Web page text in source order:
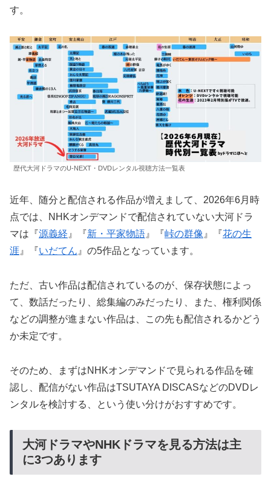
す。
歴代大河ドラマのU-NEXT・DVDレンタル視聴方法一覧表
近年、随分と配信される作品が増えまして、2026年6月時
点では、NHKオンデマンドで配信されていない大河ドラ
マは『源義経 』『新・平家物語 』『峠の群像 』『花の生
涯 』『いだてん 』の5作品となっています。
ただ、古い作品は配信されているのが、保存状態によっ
て、数話だったり、総集編のみだったり、また、権利関係
などの調整が進まない作品は、この先も配信されるかどう
か未定です。
そのため、まずはNHKオンデマンドで見られる作品を確
認し、配信がない作品はTSUTAYA DISCASなどのDVDレ
ンタルを検討する、という使い分けがおすすめです。
大河ドラマやNHKドラマを見る方法は主
に3つあります